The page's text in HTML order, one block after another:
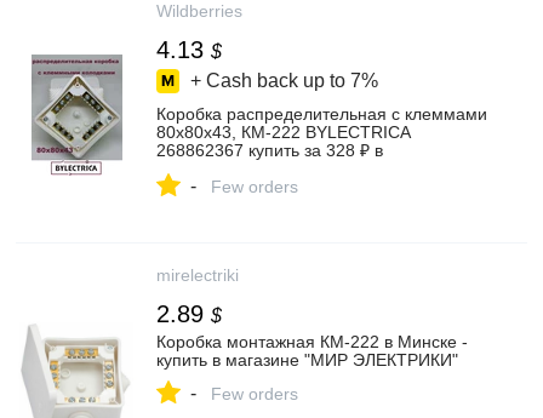
Wildberries
4.13 $
+ Cash back up to 7%
Коробка распределительная с клеммами
80х80х43, КМ-222 BYLECTRICA
268862367 купить за 328 ₽ в
- Few orders
mirelectriki
2.89 $
Коробка монтажная КМ-222 в Минске -
купить в магазине "МИР ЭЛЕКТРИКИ"
- Few orders